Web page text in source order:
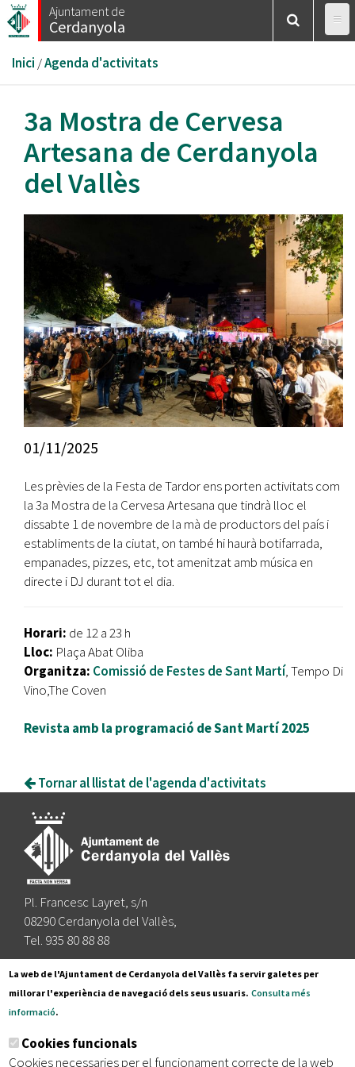
Vés
al
Ajuntament de
Cerdanyola
Esteu
aquí
Inici /Agenda d'activitats
3a Mostra de Cervesa
Artesana de Cerdanyola
del Vallès
01/11/2025
Les prèvies de la Festa de Tardor ens porten activitats com
la 3a Mostra de la Cervesa Artesana que tindrà lloc el
dissabte 1 de novembre de la mà de productors del país i
establiments de la ciutat, on també hi haurà botifarrada,
empanades, pizzes, etc, tot amenitzat amb música en
directe i DJ durant tot el dia.
Horari: de 12 a 23 h
Lloc: Plaça Abat Oliba
Organitza: Comissió de Festes de Sant Martí, Tempo Di
Vino,The Coven
Revista amb la programació de Sant Martí 2025
Tornar al llistat de l'agenda d'activitats
Pl. Francesc Layret, s/n
08290 Cerdanyola del Vallès,
Tel. 935 80 88 88
Segueix-nos a:
Subscriu-te al nostre butlletí
La web de l'Ajuntament de Cerdanyola del Vallès fa servir galetes per
millorar l'experiència de navegació dels seus usuaris. Consulta més
informació.
Cookies funcionals
Cookies necessaries per el funcionament correcte de la web